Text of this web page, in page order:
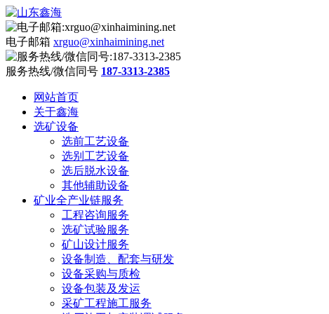
电子邮箱 xrguo@xinhaimining.net
服务热线/微信同号 187-3313-2385
网站首页
关于鑫海
选矿设备
选前工艺设备
选别工艺设备
选后脱水设备
其他辅助设备
矿业全产业链服务
工程咨询服务
选矿试验服务
矿山设计服务
设备制造、配套与研发
设备采购与质检
设备包装及发运
采矿工程施工服务